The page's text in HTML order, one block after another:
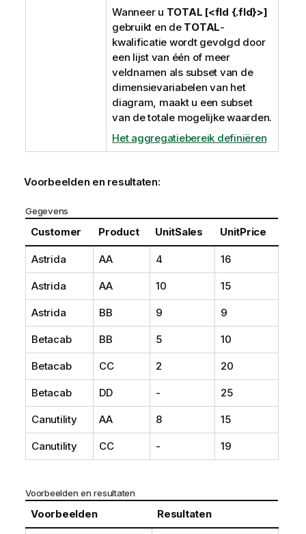
Wanneer u TOTAL [<fld {.fld}>]
gebruikt en de TOTAL-
kwalificatie wordt gevolgd door
een lijst van één of meer
veldnamen als subset van de
dimensievariabelen van het
diagram, maakt u een subset
van de totale mogelijke waarden.
Het aggregatiebereik definiëren
Voorbeelden en resultaten:
Gegevens
Customer Product UnitSales UnitPrice
Astrida AA 4 16
Astrida AA 10 15
Astrida BB 9 9
Betacab BB 5 10
Betacab CC 2 20
Betacab DD - 25
Canutility AA 8 15
Canutility CC - 19
Voorbeelden en resultaten
Voorbeelden Resultaten